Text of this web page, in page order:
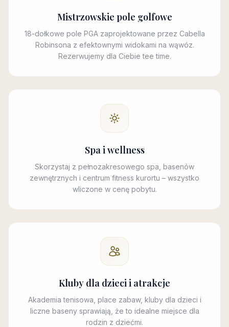
Mistrzowskie pole golfowe
18-dołkowe pole PGA zaprojektowane przez Cabella
Robinsona z efektownymi widokami na wąwóz.
Rezerwujemy dla Ciebie tee time.
Spa i wellness
Skorzystaj z pełnozakresowego spa, basenów
zewnętrznych i centrum fitness kurortu – wszystko
wliczone w cenę pobytu.
Kluby dla dzieci i atrakcje
Akademia tenisowa, place zabaw, kluby dla dzieci i
liczne baseny sprawiają, że to idealne miejsce dla
rodzin z dziećmi.